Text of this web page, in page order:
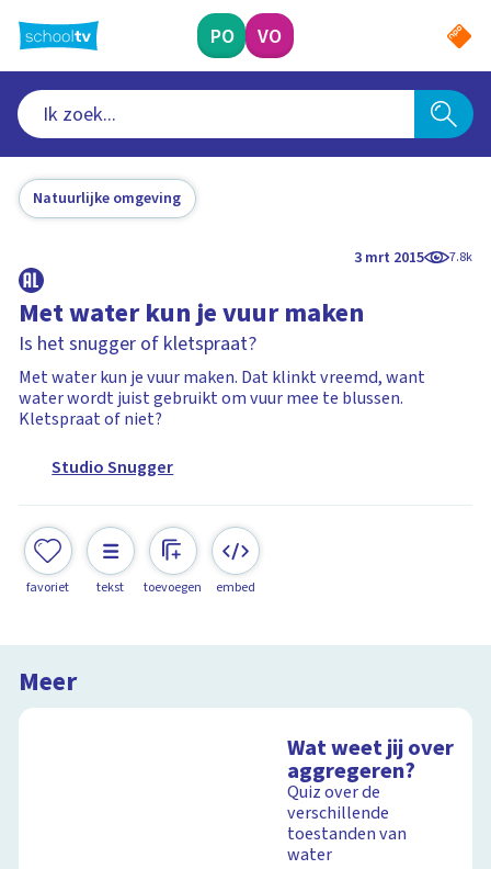
naar
hoofdinhoud
PO VO
Natuurlijke omgeving
3 mrt 2015 7.8k
Met water kun je vuur maken
Is het snugger of kletspraat?
Met water kun je vuur maken. Dat klinkt vreemd, want
water wordt juist gebruikt om vuur mee te blussen.
Kletspraat of niet?
Studio Snugger
favoriet tekst toevoegen embed
Meer
Wat weet jij over
aggregeren?
Quiz over de
verschillende
toestanden van
water